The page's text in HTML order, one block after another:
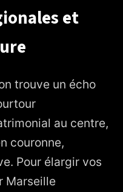
et
trouve un écho
au centre,
couronne,
Pour élargir vos
Marseille